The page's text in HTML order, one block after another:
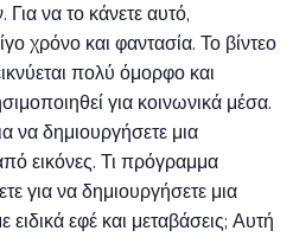
να το κάνετε αυτό,
χρόνο και φαντασία. Το βίντεο
πολύ όμορφο και
για κοινωνικά μέσα.
να δημιουργήσετε μια
εικόνες. Τι πρόγραμμα
για να δημιουργήσετε μια
εφέ και μεταβάσεις; Αυτή